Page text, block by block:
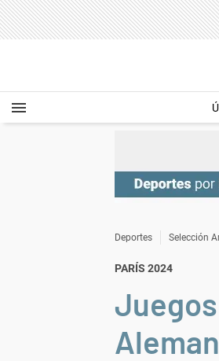
Deportes Selección
PARÍS 2024